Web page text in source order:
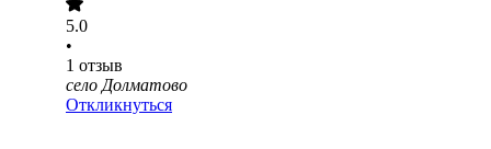
5.0
•
1 отзыв
село Долматово
Откликнуться